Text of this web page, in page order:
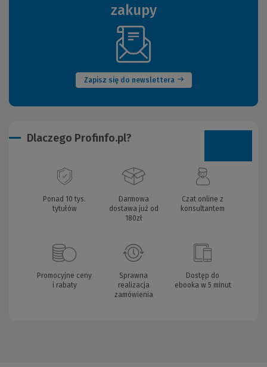
zakupy
Zapisz się do newslettera
(Nowe
okno)
Dlaczego Profinfo.pl?
Ponad 10 tys.
tytułów
Darmowa
dostawa już od
180zł
Czat online z
konsultantem
Promocyjne ceny
i rabaty
Sprawna
realizacja
zamówienia
Dostęp do
ebooka w 5 minut